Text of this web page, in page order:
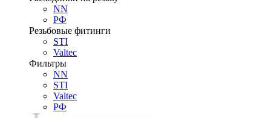
NN
РФ
Резьбовые фитинги
STI
Valtec
Фильтры
NN
STI
Valtec
РФ